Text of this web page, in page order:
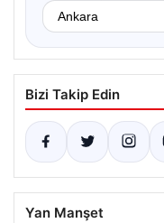
Bizi Takip Edin
Yan Manşet